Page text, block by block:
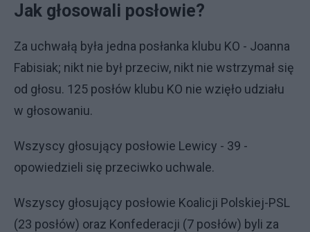
Jak głosowali posłowie?
Za uchwałą była jedna posłanka klubu KO - Joanna
Fabisiak; nikt nie był przeciw, nikt nie wstrzymał się
od głosu. 125 posłów klubu KO nie wzięło udziału
w głosowaniu.
Wszyscy głosujący posłowie Lewicy - 39 -
opowiedzieli się przeciwko uchwale.
Wszyscy głosujący posłowie Koalicji Polskiej-PSL
(23 posłów) oraz Konfederacji (7 posłów) byli za